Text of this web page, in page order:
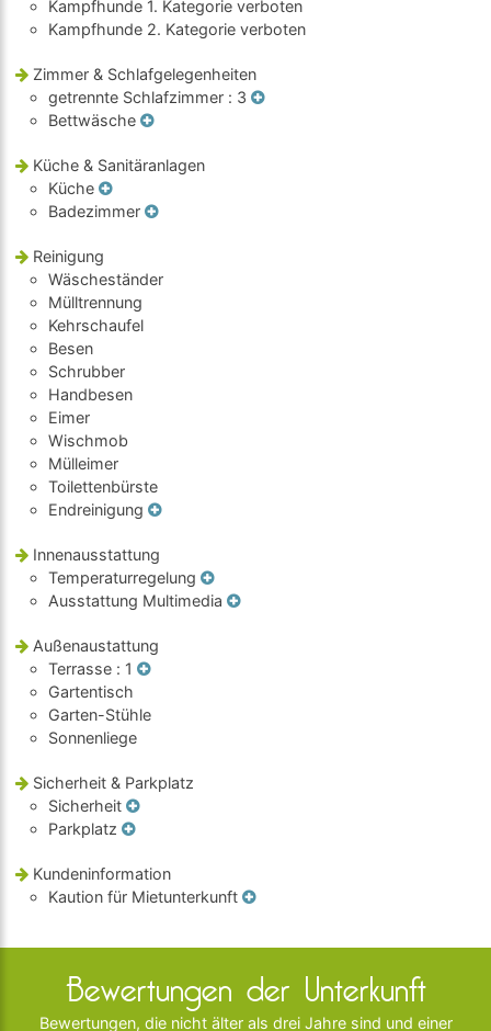
Kampfhunde 1. Kategorie verboten
Kampfhunde 2. Kategorie verboten
Zimmer & Schlafgelegenheiten
getrennte Schlafzimmer : 3
Bettwäsche
Küche & Sanitäranlagen
Küche
Badezimmer
Reinigung
Wäscheständer
Mülltrennung
Kehrschaufel
Besen
Schrubber
Handbesen
Eimer
Wischmob
Mülleimer
Toilettenbürste
Endreinigung
Innenausstattung
Temperaturregelung
Ausstattung Multimedia
Außenaustattung
Terrasse : 1
Gartentisch
Garten-Stühle
Sonnenliege
Sicherheit & Parkplatz
Sicherheit
Parkplatz
Kundeninformation
Kaution für Mietunterkunft
Bewertungen der Unterkunft
Bewertungen, die nicht älter als drei Jahre sind und einer